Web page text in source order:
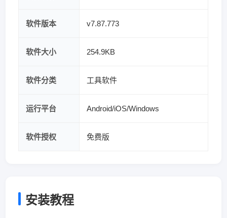
软件版本 v7.87.773
软件大小 254.9KB
软件分类 工具软件
运行平台 Android/iOS/Windows
软件授权 免费版
安装教程